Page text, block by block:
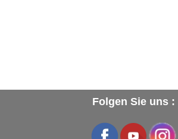
Folgen Sie uns :